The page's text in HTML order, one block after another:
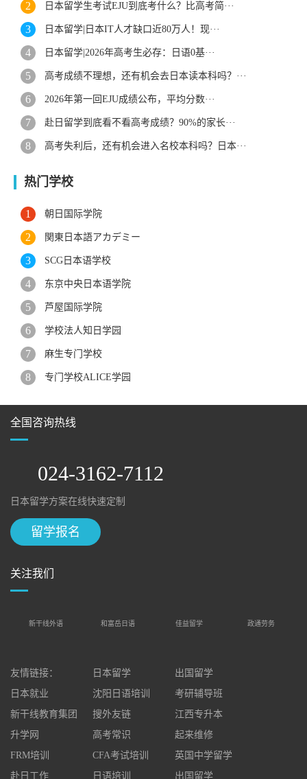
日本留学生考试EJU到底考什么？比高考简···
日本留学|日本IT人才缺口近80万人！现···
日本留学|2026年高考生必存：日语0基···
高考成绩不理想，还有机会去日本读本科吗？···
2026年第一回EJU成绩公布，平均分数···
赴日留学到底看不看高考成绩？90%的家长···
高考失利后，还有机会进入名校本科吗？日本···
热门学校
朝日国际学院
関東日本語アカデミー
SCG日本语学校
东京中央日本语学院
芦屋国际学院
学校法人知日学园
麻生专门学校
专门学校ALICE学园
全国咨询热线
024-3162-7112
日本留学方案在线快速定制
留学报名
关注我们
新干线外语 和富岳日语 佳益留学 政通劳务
友情链接： 日本留学
出国留学
日本就业
沈阳日语培训
考研辅导班
新干线教育集团
搜外友链
江西专升本
升学网
高考常识
起来维修
FRM培训
CFA考试培训
英国中学留学
赴日工作
日语培训 出国留学